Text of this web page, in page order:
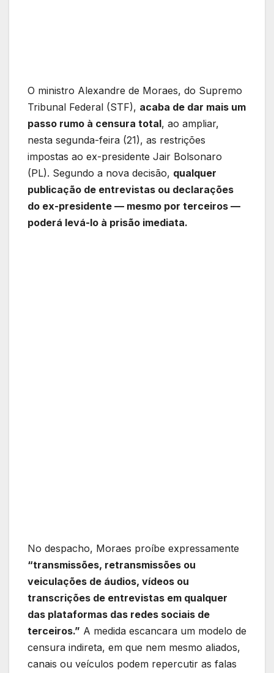
O ministro Alexandre de Moraes, do Supremo
Tribunal Federal (STF), acaba de dar mais um
passo rumo à censura total, ao ampliar,
nesta segunda-feira (21), as restrições
impostas ao ex-presidente Jair Bolsonaro
(PL). Segundo a nova decisão, qualquer
publicação de entrevistas ou declarações
do ex-presidente — mesmo por terceiros —
poderá levá-lo à prisão imediata.
No despacho, Moraes proíbe expressamente
“transmissões, retransmissões ou
veiculações de áudios, vídeos ou
transcrições de entrevistas em qualquer
das plataformas das redes sociais de
terceiros.” A medida escancara um modelo de
censura indireta, em que nem mesmo aliados,
canais ou veículos podem repercutir as falas